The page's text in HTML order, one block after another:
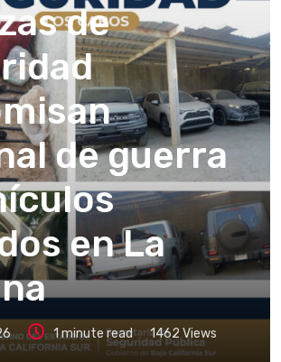
de
de guerra
en La
1 minute read 1462 Views